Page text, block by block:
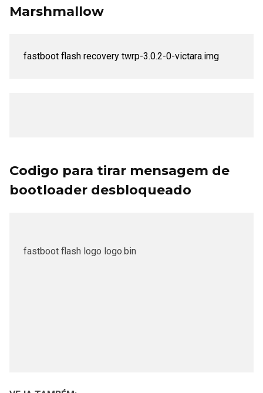
Marshmallow
fastboot flash recovery twrp-3.0.2-0-victara.img
Codigo para tirar mensagem de
bootloader desbloqueado
fastboot flash logo logo.bin